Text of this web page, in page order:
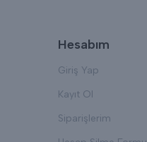
Hesabım
Giriş Yap
Kayıt Ol
Siparişlerim